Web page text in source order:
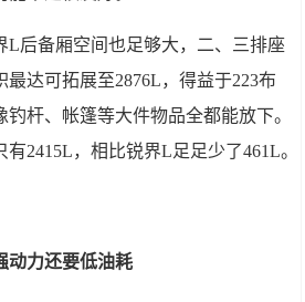
L后备厢空间也足够大，二、三排座
达可拓展至2876L，得益于223布
杆、帐篷等大件物品全都能放下。
2415L，相比锐界L足足少了461L。
动力还要低油耗